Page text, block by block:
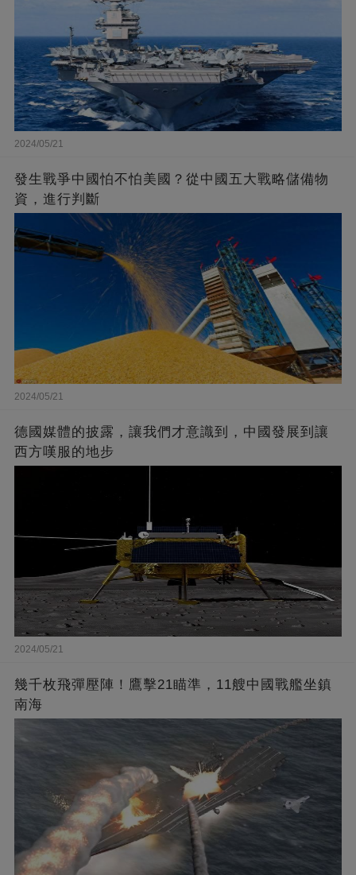
2024/05/21
發生戰爭中國怕不怕美國？從中國五大戰略儲備物
資，進行判斷
2024/05/21
德國媒體的披露，讓我們才意識到，中國發展到讓
西方嘆服的地步
2024/05/21
幾千枚飛彈壓陣！鷹擊21瞄準，11艘中國戰艦坐鎮
南海